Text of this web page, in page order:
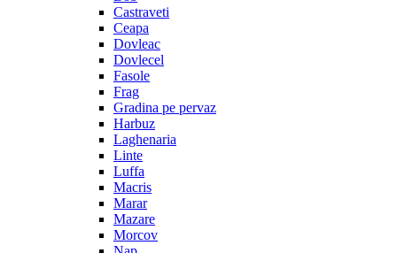
Castraveti
Ceapa
Dovleac
Dovlecel
Fasole
Frag
Gradina pe pervaz
Harbuz
Laghenaria
Linte
Luffa
Macris
Marar
Mazare
Morcov